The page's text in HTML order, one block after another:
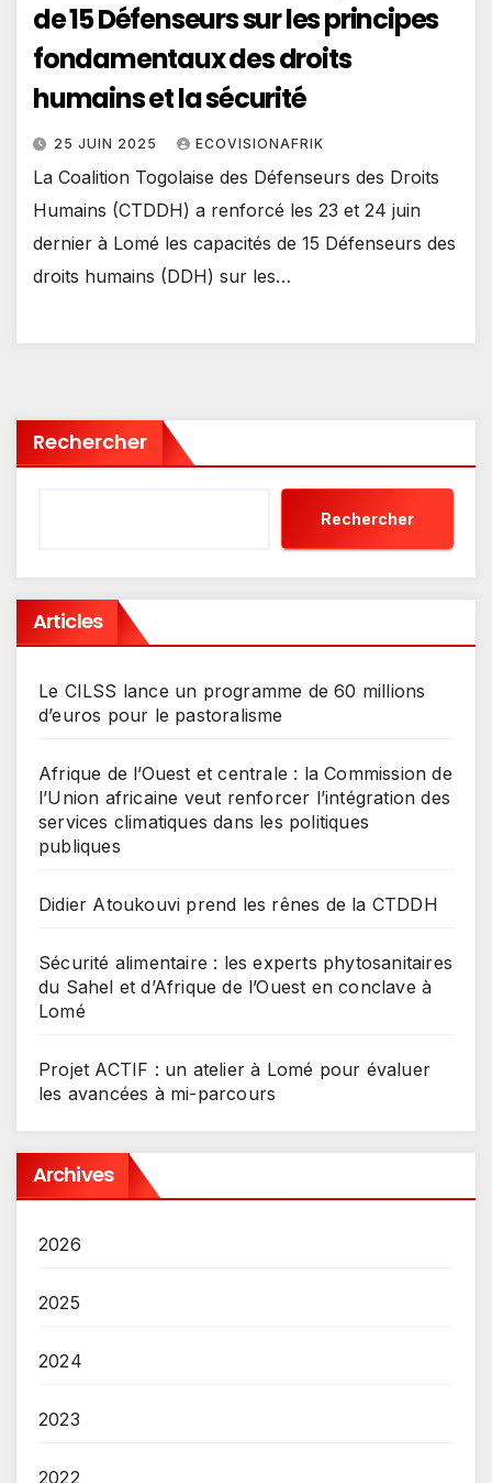
de 15 Défenseurs sur les principes
fondamentaux des droits
humains et la sécurité
25 JUIN 2025 ECOVISIONAFRIK
La Coalition Togolaise des Défenseurs des Droits
Humains (CTDDH) a renforcé les 23 et 24 juin
dernier à Lomé les capacités de 15 Défenseurs des
droits humains (DDH) sur les…
Rechercher
Rechercher
Articles
Le CILSS lance un programme de 60 millions
d’euros pour le pastoralisme
Afrique de l’Ouest et centrale : la Commission de
l’Union africaine veut renforcer l’intégration des
services climatiques dans les politiques
publiques
Didier Atoukouvi prend les rênes de la CTDDH
Sécurité alimentaire : les experts phytosanitaires
du Sahel et d’Afrique de l’Ouest en conclave à
Lomé
Projet ACTIF : un atelier à Lomé pour évaluer
les avancées à mi-parcours
Archives
2026
2025
2024
2023
2022